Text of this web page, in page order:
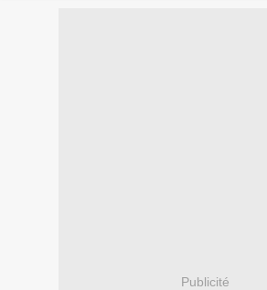
Publicité